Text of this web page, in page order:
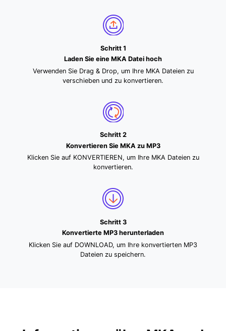
Schritt 1
Laden Sie eine MKA Datei hoch
Verwenden Sie Drag & Drop, um Ihre MKA Dateien zu
verschieben und zu konvertieren.
Schritt 2
Konvertieren Sie MKA zu MP3
Klicken Sie auf KONVERTIEREN, um Ihre MKA Dateien zu
konvertieren.
Schritt 3
Konvertierte MP3 herunterladen
Klicken Sie auf DOWNLOAD, um Ihre konvertierten MP3
Dateien zu speichern.